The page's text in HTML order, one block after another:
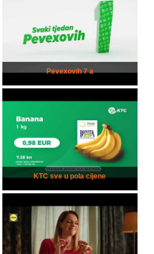
Pevexovih 7 a
KTC sve u pola cijene